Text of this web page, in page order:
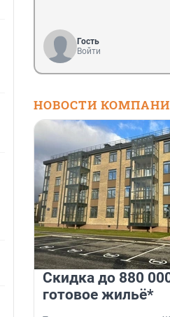
Гость
Войти
НОВОСТИ
Скидка до 880
готовое жильё*